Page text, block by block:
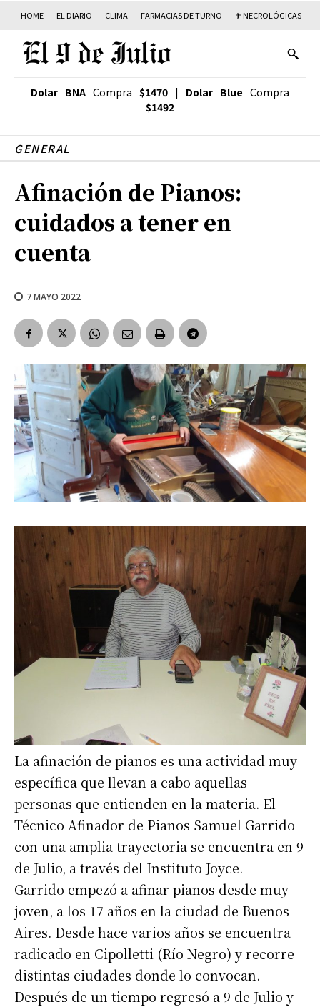
HOME EL DIARIO CLIMA FARMACIAS DE TURNO ✟ NECROLÓGICAS
Dolar BNA Compra $1470 | Dolar Blue Compra
$1492
GENERAL
Afinación de Pianos:
cuidados a tener en
cuenta
7 MAYO 2022
La afinación de pianos es una actividad muy
específica que llevan a cabo aquellas
personas que entienden en la materia. El
Técnico Afinador de Pianos Samuel Garrido
con una amplia trayectoria se encuentra en 9
de Julio, a través del Instituto Joyce.
Garrido empezó a afinar pianos desde muy
joven, a los 17 años en la ciudad de Buenos
Aires. Desde hace varios años se encuentra
radicado en Cipolletti (Río Negro) y recorre
distintas ciudades donde lo convocan.
Después de un tiempo regresó a 9 de Julio y